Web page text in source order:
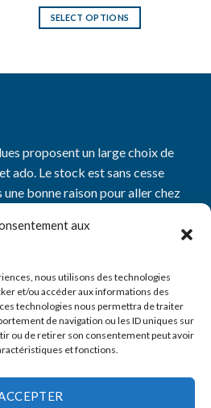
aux
nous utilisons des technologies
et/ou accéder aux informations des
technologies nous permettra de traiter
de navigation ou les ID uniques sur
ou de retirer son consentement peut avoir
et fonctions.
SELECT OPTIONS
proposent un large choix de
ado. Le stock est sans cesse
bonne raison pour aller chez